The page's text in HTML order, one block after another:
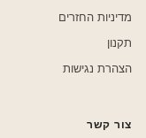
מדיניות החזרים
תקנון
הצהרת נגישות
צור קשר